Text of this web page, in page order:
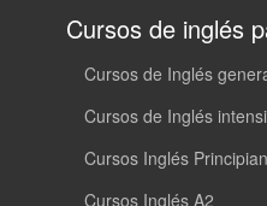
Cursos de inglés
Cursos de Inglés
Cursos de Inglés
Cursos Inglés
Cursos Inglés A2